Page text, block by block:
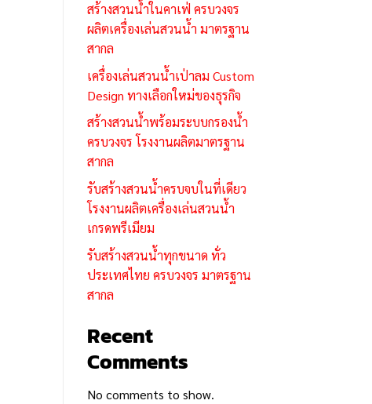
สร้างสวนน้ำในคาเฟ่ ครบวงจร
ผลิตเครื่องเล่นสวนน้ำ มาตรฐาน
สากล
เครื่องเล่นสวนน้ำเป่าลม Custom
Design ทางเลือกใหม่ของธุรกิจ
สร้างสวนน้ำพร้อมระบบกรองน้ำ
ครบวงจร โรงงานผลิตมาตรฐาน
สากล
รับสร้างสวนน้ำครบจบในที่เดียว
โรงงานผลิตเครื่องเล่นสวนน้ำ
เกรดพรีเมียม
รับสร้างสวนน้ำทุกขนาด ทั่ว
ประเทศไทย ครบวงจร มาตรฐาน
สากล
Recent
Comments
No comments to show.